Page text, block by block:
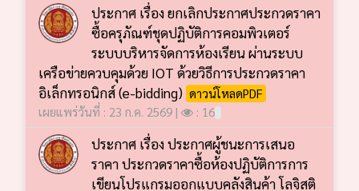
ประกาศ เรื่อง ยกเลิกประกาศประกวดราคา
ซื้อครุภัณฑ์ชุดปฏิบัติการคอมพิวเตอร์
ระบบบริหารจัดการห้องเรียน ผ่านระบบ
เครือข่ายควบคุมด้วย IOT ด้วยวิธีการประกวดราคา
อิเล็กทรอนิกส์ (e-bidding) ดาวน์โหลดPDF
เผยแพร่วันที่ : 23 ก.ค. 2569 |
: 16
ประกาศ เรื่อง ประกาศผู้ชนะการเสนอ
ราคา ประกวดราคาซื้อห้องปฏิบัติการการ
เขียนโปรแกรมออกแบบคลังสินค้า โลจิสติ